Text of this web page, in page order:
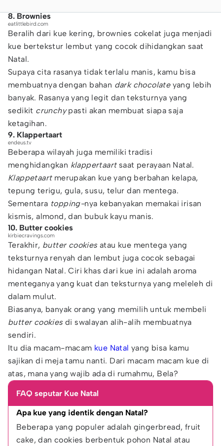
8. Brownies
eatlittlebird.com
Beralih dari kue kering, brownies cokelat juga menjadi
kue bertekstur lembut yang cocok dihidangkan saat
Natal.
Supaya cita rasanya tidak terlalu manis, kamu bisa
membuatnya dengan bahan dark chocolateyang lebih
banyak. Rasanya yang legit dan teksturnya yang
sedikit crunchypasti akan membuat siapa saja
ketagihan.
9. Klappertaart
endeus.tv
Beberapa wilayah juga memiliki tradisi
menghidangkan klappertaartsaat perayaan Natal.
Klappetaartmerupakan kue yang berbahan kelapa,
tepung terigu, gula, susu, telur dan mentega.
Sementara topping-nya kebanyakan memakai irisan
kismis, almond, dan bubuk kayu manis.
10. Butter cookies
kirbiecravings.com
Terakhir, butter cookiesatau kue mentega yang
teksturnya renyah dan lembut juga cocok sebagai
hidangan Natal. Ciri khas dari kue ini adalah aroma
menteganya yang kuat dan teksturnya yang meleleh di
dalam mulut.
Biasanya, banyak orang yang memilih untuk membeli
butter cookiesdi swalayan alih-alih membuatnya
sendiri.
Itu dia macam-macam kue Natal yang bisa kamu
sajikan di meja tamu nanti. Dari macam macam kue di
atas, mana yang wajib ada di rumahmu, Bela?
FAQ seputar Kue Natal
Apa kue yang identik dengan Natal?
Beberapa yang populer adalah gingerbread, fruit
cake, dan cookies berbentuk pohon Natal atau